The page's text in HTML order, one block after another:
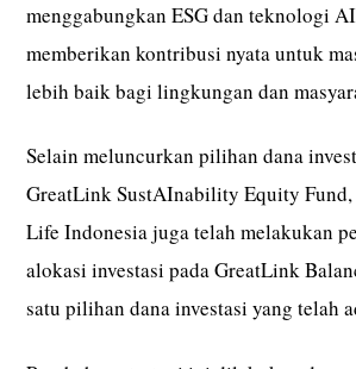
menggabungkan ESG dan teknologi
memberikan kontribusi nyata untuk
lebih baik bagi lingkungan dan
Selain meluncurkan pilihan dana
GreatLink SustAInability Equity Fund,
Life Indonesia juga telah melakukan
alokasi investasi pada GreatLink
satu pilihan dana investasi yang telah